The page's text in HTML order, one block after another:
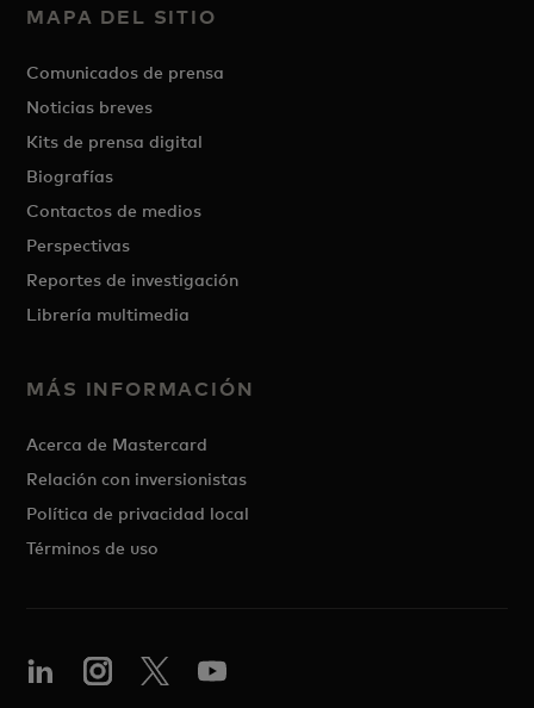
MAPA DEL SITIO
Comunicados de prensa
Noticias breves
Kits de prensa digital
Biografías
Contactos de medios
Perspectivas
Reportes de investigación
Librería multimedia
MÁS INFORMACIÓN
Acerca de Mastercard
Relación con inversionistas
Política de privacidad local
Términos de uso